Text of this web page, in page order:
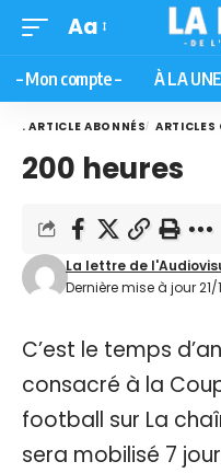
Aa
– Mon compte – À LA UNE
. ARTICLE ABONNÉS ARTICLES
200 heures
Dernière mise à jour
La lettre de
C’est le temps
consacré à la
football sur La
sera mobilisé 7